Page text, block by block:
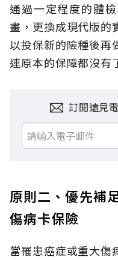
通過一定程度的體
畫，更換成現代版的
以投保新的險種後再
連原本的保障都沒有
訂閱遠見
原則二、優先補
傷病卡保險
當罹患癌症或重大傷